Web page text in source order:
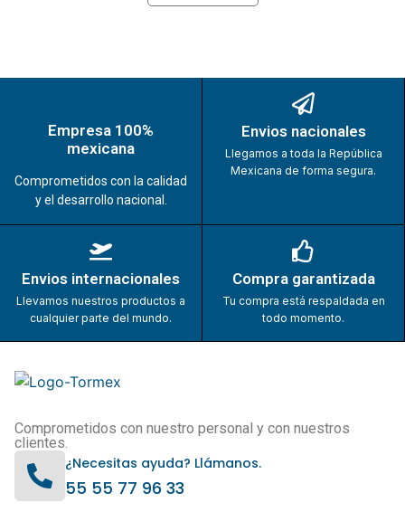
Empresa 100%
mexicana
Comprometidos con la calidad
y el desarrollo nacional.
Envios nacionales
Llegamos a toda la República
Mexicana de forma segura.
Envios internacionales
Llevamos nuestros productos a
cualquier parte del mundo.
Compra garantizada
Tu compra está respaldada en
todo momento.
Comprometidos con nuestro personal y con nuestros
clientes.
¿Necesitas ayuda? Llámanos.
55 55 77 96 33